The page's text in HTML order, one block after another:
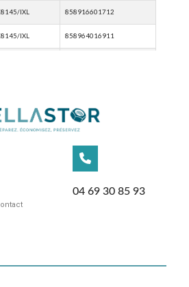
04 69 30 85 93